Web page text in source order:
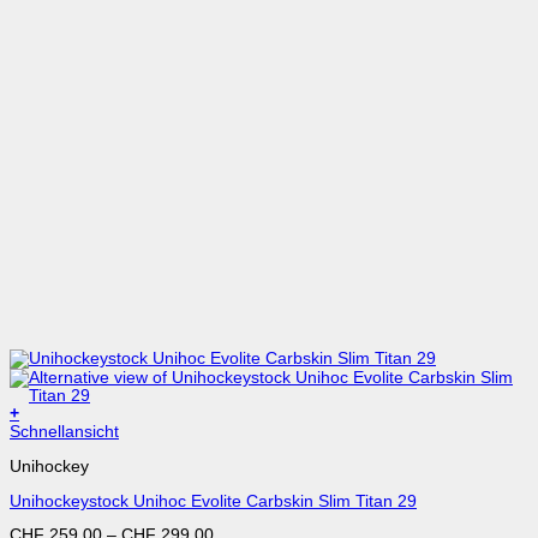
+
Dieses
weist
Varianten
Schnellansicht
Unihockey
Unihockeystock Unihoc Evolite Carbskin Slim Titan 29